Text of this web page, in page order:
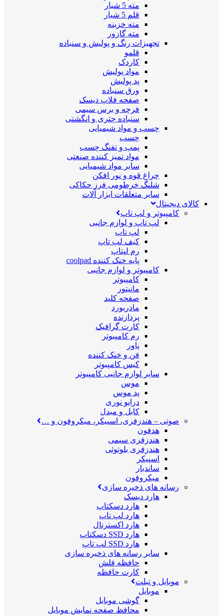
مته 5 شیار
قلم 5 شیار
مته خزینه
مته گازور
تجهیزات رنگ و پولیش و سنباده
قلمو
کاردک
مواد پولیش
پد پولیش
ورق سنباده
صفحه فلاپ دیسک
فرچه و برس سیمی
سنباده چتری و انگشتی
چسب و مواد شیمیایی
چسب
پمپ و تفنگ چسب
مواد تمیز کننده صنعتی
سایر مواد شیمیایی
چراغ قوه و نور افکن
شلنگ خرطومی فرز حکاکی
سایر متعلقات ابزار آلات
کالای دیجیتال
کامپیوتر و لپ تاپ
لپ تاپ و لوازم جانبی
لپ تاپ
کیف لپ تاپ
رم لپتاپ
پایه خنک کننده coolpad
کامپیوتر و لوازم جانبی
کامپیوتر
مانیتور
صفحه کلید
مادربورد
پردازنده
کارت گرافیک
رم کامپیوتر
پاور
فن و خنک کننده
کیس کامپیوتر
سایر لوازم جانبی کامپیوتر
موس
پد موس
درایو نوری
کابل و مبدل
صوتی – هندزفری، اسپیکر، میکروفون و …
هدفون
هندزفری سیمی
هندزفری بلوتوثی
اسپیکر
ساندبار
میکروفون
رسانه های ذخیره سازی
هارد دیسک
هارد دسکتاپ
هارد لپ تاپ
هارد اکسترنال
هارد SSD دسکتاپ
هارد SSD لپ تاپ
سایر رسانه های ذخیره سازی
حافظه فلش
کارت حافظه
موبایل و تبلت
موبایل
گوشی موبایل
محافظ صفحه نمایش موبایل